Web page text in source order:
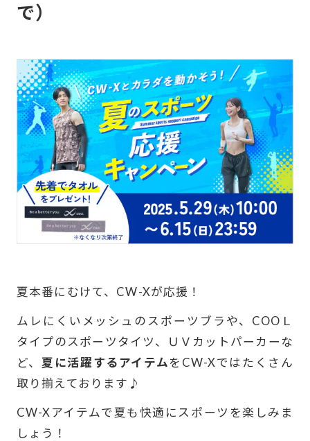
BASEBALL
WORK
ブランドについて
ニュース 最新のお知らせ
ユーザーボイス 愛用者の声
FAQ CW-X U.S.A
で）
夏本番にむけて、CW-Xが応援！
ムレにくいメッシュのスポーツブラや、COOＬ
タイプのスポーツタイツ、ＵＶカットパーカーな
ど、夏に活躍するアイテムをCW-Xではたくさん
取り揃えております♪
CW-Xアイテムで夏も快適にスポーツを楽しみま
しょう！